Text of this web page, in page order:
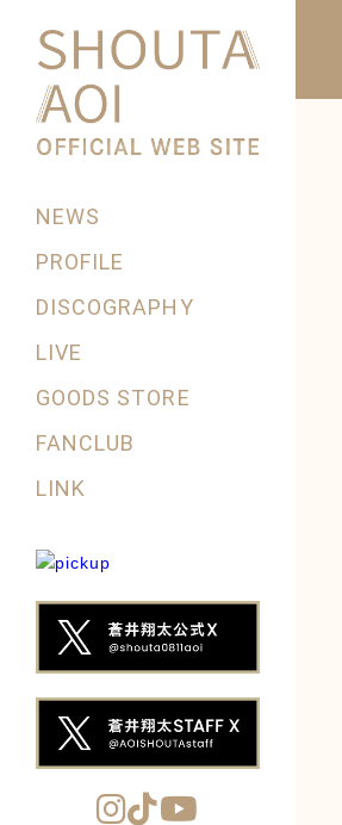
NEWS
PROFILE
DISCOGRAPHY
LIVE
GOODS STORE
FANCLUB
LINK